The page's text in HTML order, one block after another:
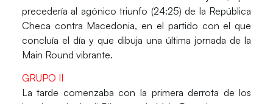
precedería al agónico triunfo (24:25) de la República
Checa contra Macedonia, en el partido con el que
concluía el día y que dibuja una última jornada de la
Main Round vibrante.
GRUPO II
La tarde comenzaba con la primera derrota de los